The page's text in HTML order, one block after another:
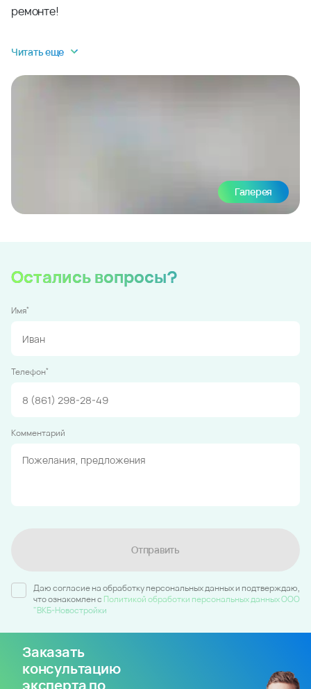
ремонте!
Читать еще
Галерея
Остались вопросы?
Имя*
Телефон*
Комментарий
Отправить
Даю согласие на обработку персональных данных и подтверждаю,
что ознакомлен c Политикой обработки персональных данных ООО
"ВКБ-Новостройки
Заказать
консультацию
эксперта по